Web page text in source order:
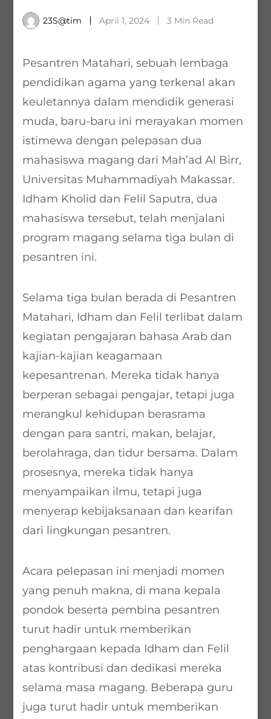
23S@tim April 1, 2024 3 Min Read
Pesantren Matahari, sebuah lembaga
pendidikan agama yang terkenal akan
keuletannya dalam mendidik generasi
muda, baru-baru ini merayakan momen
istimewa dengan pelepasan dua
mahasiswa magang dari Mah’ad Al Birr,
Universitas Muhammadiyah Makassar.
Idham Kholid dan Felil Saputra, dua
mahasiswa tersebut, telah menjalani
program magang selama tiga bulan di
pesantren ini.
Selama tiga bulan berada di Pesantren
Matahari, Idham dan Felil terlibat dalam
kegiatan pengajaran bahasa Arab dan
kajian-kajian keagamaan
kepesantrenan. Mereka tidak hanya
berperan sebagai pengajar, tetapi juga
merangkul kehidupan berasrama
dengan para santri, makan, belajar,
berolahraga, dan tidur bersama. Dalam
prosesnya, mereka tidak hanya
menyampaikan ilmu, tetapi juga
menyerap kebijaksanaan dan kearifan
dari lingkungan pesantren.
Acara pelepasan ini menjadi momen
yang penuh makna, di mana kepala
pondok beserta pembina pesantren
turut hadir untuk memberikan
penghargaan kepada Idham dan Felil
atas kontribusi dan dedikasi mereka
selama masa magang. Beberapa guru
juga turut hadir untuk memberikan